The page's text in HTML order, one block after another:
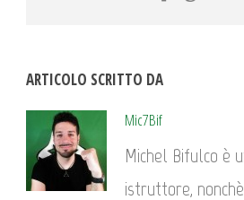
ARTICOLO SCRITTO DA
Mic7Bif
Michel Bifulco è
istruttore,